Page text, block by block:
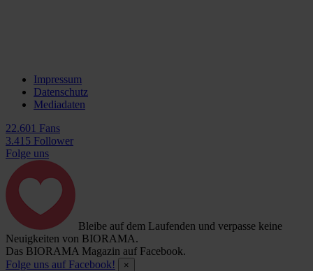
Impressum
Datenschutz
Mediadaten
22.601 Fans
3.415 Follower
Folge uns
Bleibe auf dem Laufenden und verpasse keine
Neuigkeiten von BIORAMA.
Das BIORAMA Magazin auf Facebook.
Folge uns auf Facebook!
×